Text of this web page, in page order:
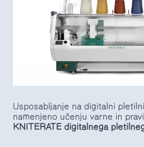
Usposabljanje na digitalni
namenjeno učenju varne in
KNITERATE digitalnega